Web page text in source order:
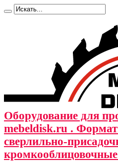
Оборудование для
mebeldisk.ru .
сверлильно-